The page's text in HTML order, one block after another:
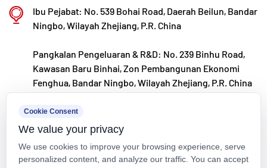
Ibu Pejabat: No. 539 Bohai Road, Daerah Beilun, Bandar
Ningbo, Wilayah Zhejiang, P.R. China
Pangkalan Pengeluaran & R&D: No. 239 Binhu Road,
Kawasan Baru Binhai, Zon Pembangunan Ekonomi
Fenghua, Bandar Ningbo, Wilayah Zhejiang, P.R. China
kxpv@kxpv.com
+86-18067123177
Cookie Consent
We value your privacy
We use cookies to improve your browsing experience, serve
personalized content, and analyze our traffic. You can accept